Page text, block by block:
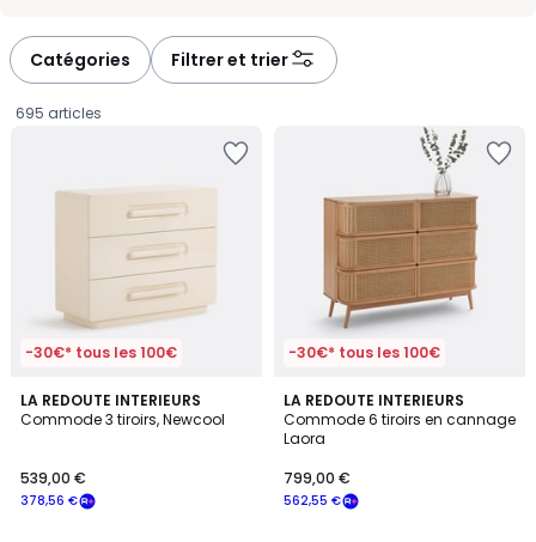
Catégories Filtrer et trier
695 articles
-30€* tous les 100€
LA REDOUTE INTERIEURS
Commode 3 tiroirs, Newcool
€
souscrivez
378,56 €
539,00 €
3,8
/ 5
2
Couleurs
-30€* tous les 100€
LA REDOUTE INTERIEURS
Commode 6 tiroirs en cannage
Laora
562,55 €
799,00 €
4,4
/ 5
2
Couleurs